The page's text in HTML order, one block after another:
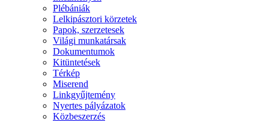
Plébániák
Lelkipásztori körzetek
Papok, szerzetesek
Világi munkatársak
Dokumentumok
Kitüntetések
Térkép
Miserend
Linkgyűjtemény
Nyertes pályázatok
Közbeszerzés